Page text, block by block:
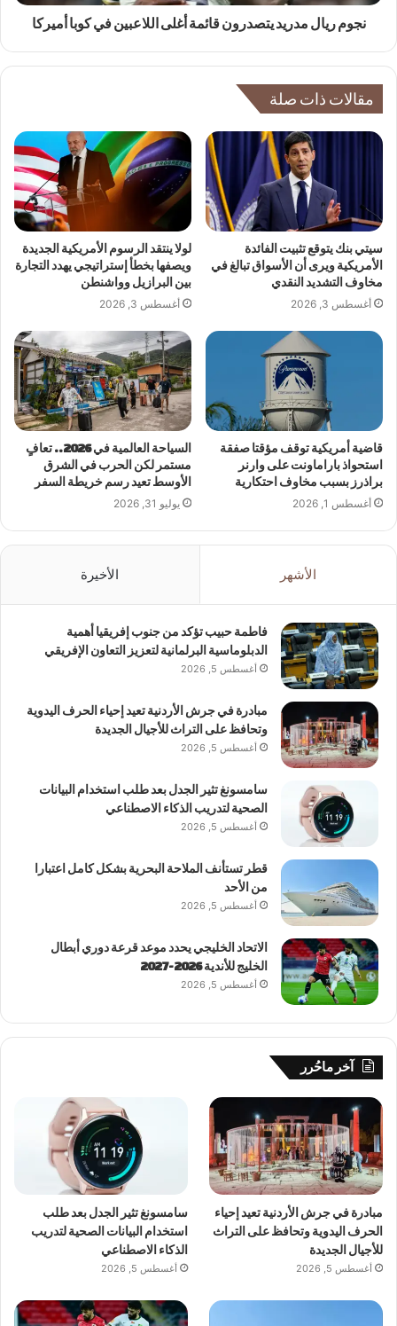
نجوم ريال مدريد يتصدرون قائمة أغلى اللاعبين في كوبا أميركا
مقالات ذات صلة
سيتي بنك يتوقع تثبيت الفائدة
الأمريكية ويرى أن الأسواق تبالغ في
مخاوف التشديد النقدي
أغسطس 3, 2026
لولا ينتقد الرسوم الأمريكية الجديدة
ويصفها بخطأ إستراتيجي يهدد التجارة
بين البرازيل وواشنطن
أغسطس 3, 2026
قاضية أمريكية توقف مؤقتا صفقة
استحواذ باراماونت على وارنر
براذرز بسبب مخاوف احتكارية
أغسطس 1, 2026
السياحة العالمية في 2026.. تعافٍ
مستمر لكن الحرب في الشرق
الأوسط تعيد رسم خريطة السفر
يوليو 31, 2026
الأشهر الأخيرة
فاطمة حبيب تؤكد من جنوب إفريقيا أهمية
الدبلوماسية البرلمانية لتعزيز التعاون الإفريقي
أغسطس 5, 2026
مبادرة في جرش الأردنية تعيد إحياء الحرف اليدوية
وتحافظ على التراث للأجيال الجديدة
أغسطس 5, 2026
سامسونغ تثير الجدل بعد طلب استخدام البيانات
الصحية لتدريب الذكاء الاصطناعي
أغسطس 5, 2026
قطر تستأنف الملاحة البحرية بشكل كامل اعتبارا
من الأحد
أغسطس 5, 2026
الاتحاد الخليجي يحدد موعد قرعة دوري أبطال
الخليج للأندية 2026-2027
أغسطس 5, 2026
آخر ماحُرر
مبادرة في جرش الأردنية تعيد إحياء
الحرف اليدوية وتحافظ على التراث
للأجيال الجديدة
أغسطس 5, 2026
سامسونغ تثير الجدل بعد طلب
استخدام البيانات الصحية لتدريب
الذكاء الاصطناعي
أغسطس 5, 2026